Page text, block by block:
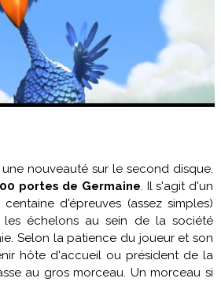
nouveauté sur le second disque.
portes de Germaine. Il s'agit d'un
d'épreuves (assez simples)
échelons au sein de la société
Selon la patience du joueur et son
hôte d'accueil ou président de la
au gros morceau. Un morceau si